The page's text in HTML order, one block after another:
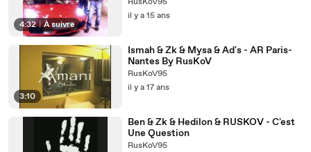
4:32 | À suivre
il y a 15 ans
3:10
Ismah & Zk & Mysa & Ad's - AR Paris-
Nantes By RusKoV
RusKoV95
il y a 17 ans
Ben & Zk & Hedilon & RUSKOV - C'est
Une Question
RusKoV95